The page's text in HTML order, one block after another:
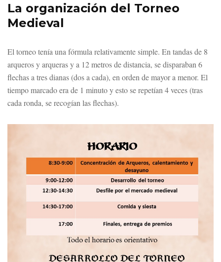
La organización del Torneo
Medieval
El torneo tenía una fórmula relativamente simple. En tandas de 8
arqueros y arqueras y a 12 metros de distancia, se disparaban 6
flechas a tres dianas (dos a cada), en orden de mayor a menor. El
tiempo marcado era de 1 minuto y esto se repetían 4 veces (tras
cada ronda, se recogían las flechas).